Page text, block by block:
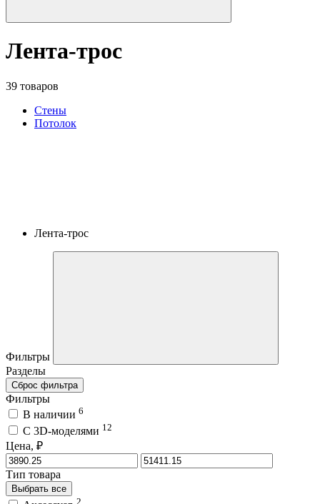
Лента-трос
39 товаров
Стены
Потолок
Лента-трос
Фильтры
Разделы
Сброс фильтра
Фильтры
В наличии 6
C 3D-моделями 12
Цена, ₽
Тип товара
Выбрать все
2